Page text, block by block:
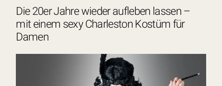
Die 20er Jahre wieder aufleben lassen –
mit einem sexy Charleston Kostüm für
Damen